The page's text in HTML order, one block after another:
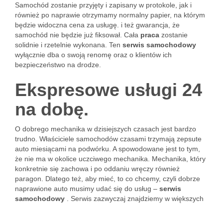
Samochód zostanie przyjęty i zapisany w protokole, jak i
również po naprawie otrzymamy normalny papier, na którym
będzie widoczna cena za usługę. i też gwarancja, że
samochód nie będzie już fiksował. Cała praca zostanie
solidnie i rzetelnie wykonana. Ten serwis samochodowy
wyłącznie dba o swoją renomę oraz o klientów ich
bezpieczeństwo na drodze.
Ekspresowe usługi 24
na dobę.
O dobrego mechanika w dzisiejszych czasach jest bardzo
trudno. Właściciele samochodów czasami trzymają zepsute
auto miesiącami na podwórku. A spowodowane jest to tym,
że nie ma w okolice uczciwego mechanika. Mechanika, który
konkretnie się zachowa i po oddaniu wręczy również
paragon. Dlatego też, aby mieć, to co chcemy, czyli dobrze
naprawione auto musimy udać się do usług – serwis
samochodowy
. Serwis zazwyczaj znajdziemy w większych